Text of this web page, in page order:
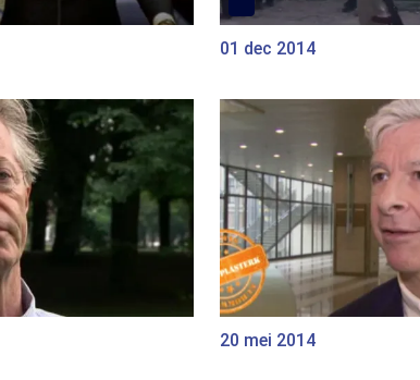
01 dec 2014
20 mei 2014